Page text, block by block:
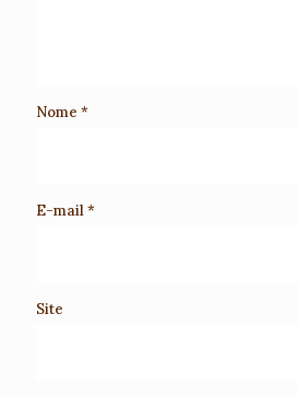
Nome *
E-mail*
Site